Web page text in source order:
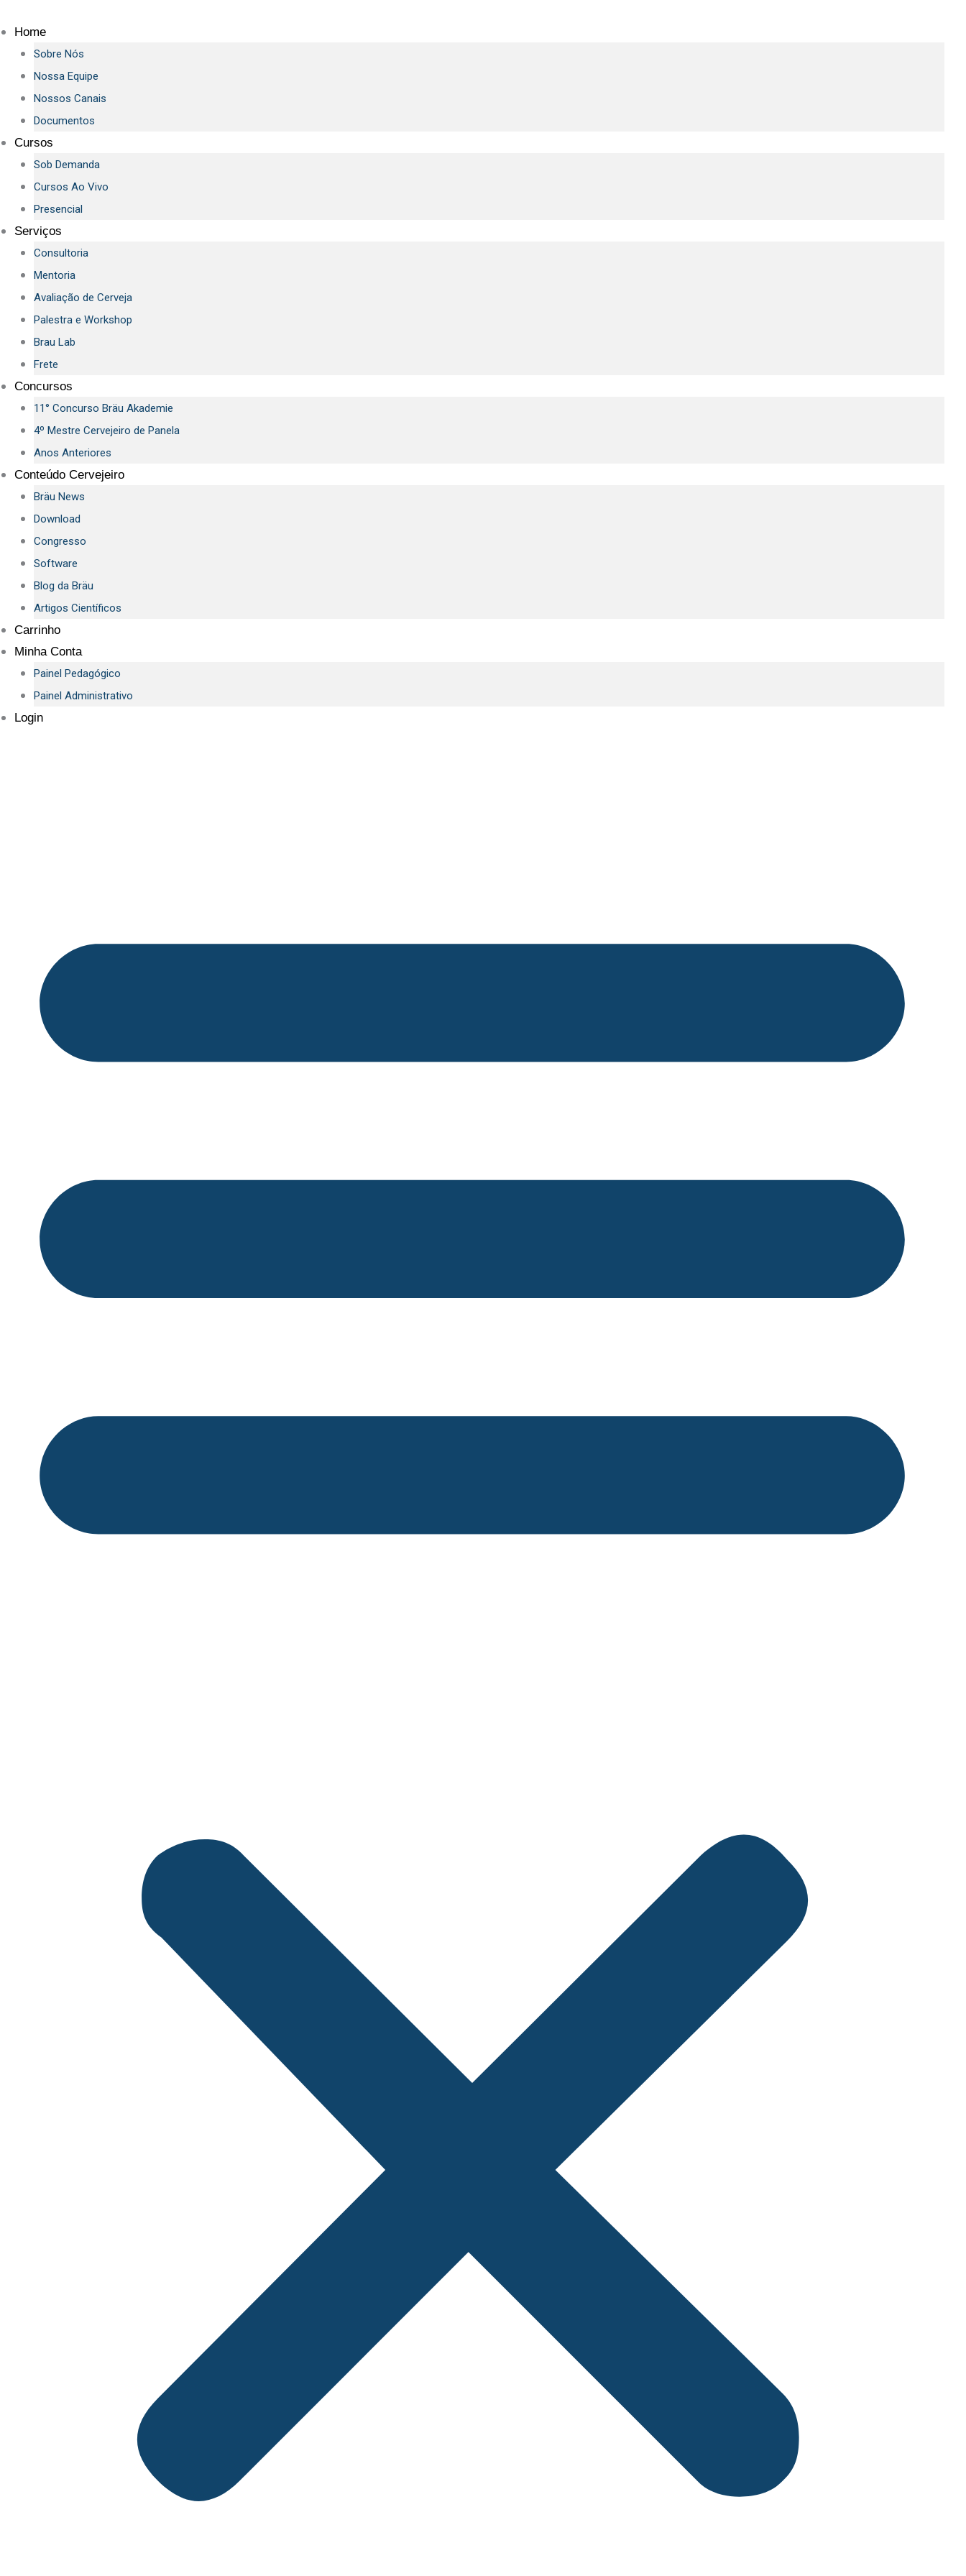
para
conteúdo
Home
Sobre Nós
Nossa Equipe
Nossos Canais
Documentos
Cursos
Sob Demanda
Cursos Ao Vivo
Presencial
Serviços
Consultoria
Mentoria
Avaliação de Cerveja
Palestra e Workshop
Brau Lab
Frete
Concursos
11° Concurso Bräu Akademie
4º Mestre Cervejeiro de Panela
Anos Anteriores
Conteúdo Cervejeiro
Bräu News
Download
Congresso
Software
Blog da Bräu
Artigos Científicos
Carrinho
Minha Conta
Painel Pedagógico
Painel Administrativo
Login